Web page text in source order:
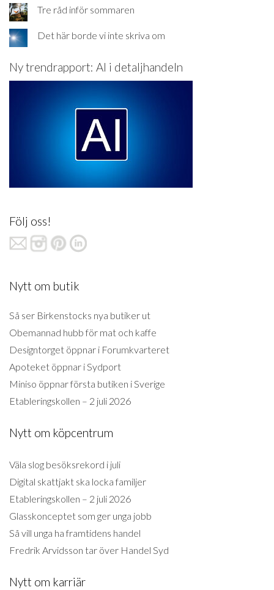
Tre råd inför sommaren
Det här borde vi inte skriva om
Ny trendrapport: AI i detaljhandeln
Följ oss!
Nytt om butik
Så ser Birkenstocks nya butiker ut
Obemannad hubb för mat och kaffe
Designtorget öppnar i Forumkvarteret
Apoteket öppnar i Sydport
Miniso öppnar första butiken i Sverige
Etableringskollen – 2 juli 2026
Nytt om köpcentrum
Väla slog besöksrekord i juli
Digital skattjakt ska locka familjer
Etableringskollen – 2 juli 2026
Glasskonceptet som ger unga jobb
Så vill unga ha framtidens handel
Fredrik Arvidsson tar över Handel Syd
Nytt om karriär